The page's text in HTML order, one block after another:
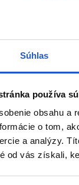
Súhlas
používa
obsahu a
o tom,
a analýzy.
od vás získali,
pigmentované
pre každého
Tónovací produkt
AKO
na šetrné
od končekov
podľa typu
Oficiálna
L'Oréal
Color